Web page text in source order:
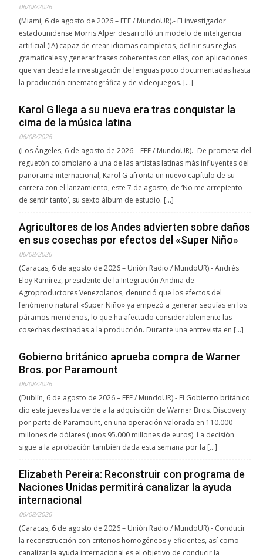
06/08/2026
(Miami, 6 de agosto de 2026 – EFE / MundoUR).- El investigador
estadounidense Morris Alper desarrolló un modelo de inteligencia
artificial (IA) capaz de crear idiomas completos, definir sus reglas
gramaticales y generar frases coherentes con ellas, con aplicaciones
que van desde la investigación de lenguas poco documentadas hasta
la producción cinematográfica y de videojuegos. […]
Karol G llega a su nueva era tras conquistar la
cima de la música latina
06/08/2026
(Los Ángeles, 6 de agosto de 2026 – EFE / MundoUR).- De promesa del
reguetón colombiano a una de las artistas latinas más influyentes del
panorama internacional, Karol G afronta un nuevo capítulo de su
carrera con el lanzamiento, este 7 de agosto, de ‘No me arrepiento
de sentir tanto’, su sexto álbum de estudio. […]
Agricultores de los Andes advierten sobre daños
en sus cosechas por efectos del «Super Niño»
06/08/2026
(Caracas, 6 de agosto de 2026 – Unión Radio / MundoUR).- Andrés
Eloy Ramírez, presidente de la Integración Andina de
Agroproductores Venezolanos, denunció que los efectos del
fenómeno natural «Super Niño» ya empezó a generar sequías en los
páramos merideños, lo que ha afectado considerablemente las
cosechas destinadas a la producción. Durante una entrevista en […]
Gobierno británico aprueba compra de Warner
Bros. por Paramount
06/08/2026
(Dublín, 6 de agosto de 2026 – EFE / MundoUR).- El Gobierno británico
dio este jueves luz verde a la adquisición de Warner Bros. Discovery
por parte de Paramount, en una operación valorada en 110.000
millones de dólares (unos 95.000 millones de euros). La decisión
sigue a la aprobación también dada esta semana por la […]
Elizabeth Pereira: Reconstruir con programa de
Naciones Unidas permitirá canalizar la ayuda
internacional
06/08/2026
(Caracas, 6 de agosto de 2026 – Unión Radio / MundoUR).- Conducir
la reconstrucción con criterios homogéneos y eficientes, así como
canalizar la ayuda internacional es el objetivo de conducir la